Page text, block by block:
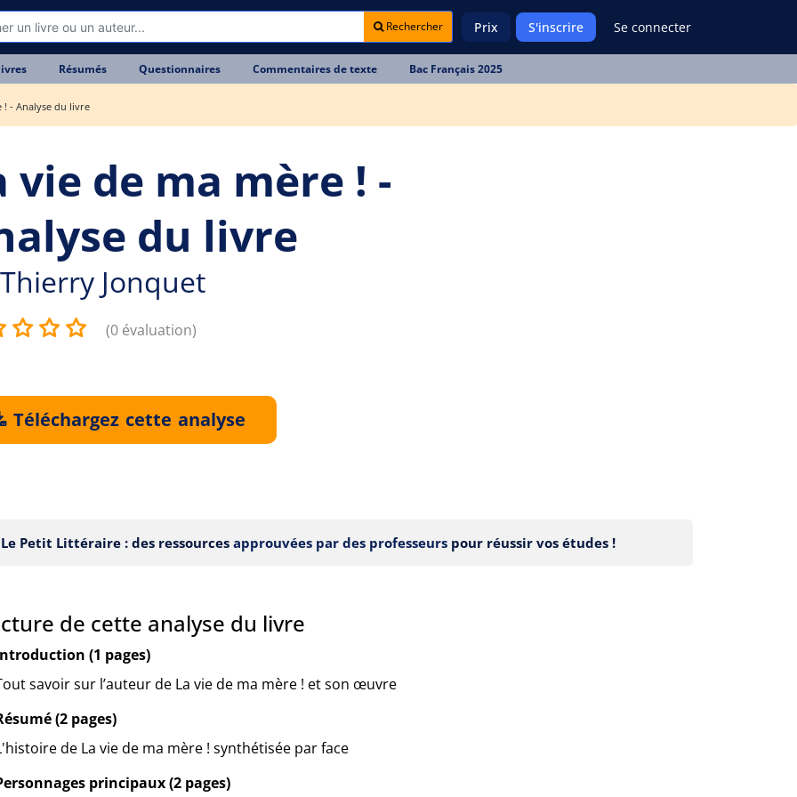
Rechercher Prix S'inscrire Se connecter
Résumés Questionnaires Commentaires de texte Bac Français 2025
! - Analyse du livre
vie de ma mère ! -
du livre
Thierry Jonquet
(0 évaluation)
Téléchargez cette analyse
Petit Littéraire : des ressources approuvées par des professeurs pour réussir vos études !
de cette analyse du livre
(1 pages)
savoir sur l’auteur de La vie de ma mère ! et son œuvre
(2 pages)
de La vie de ma mère ! synthétisée par face
principaux (2 pages)